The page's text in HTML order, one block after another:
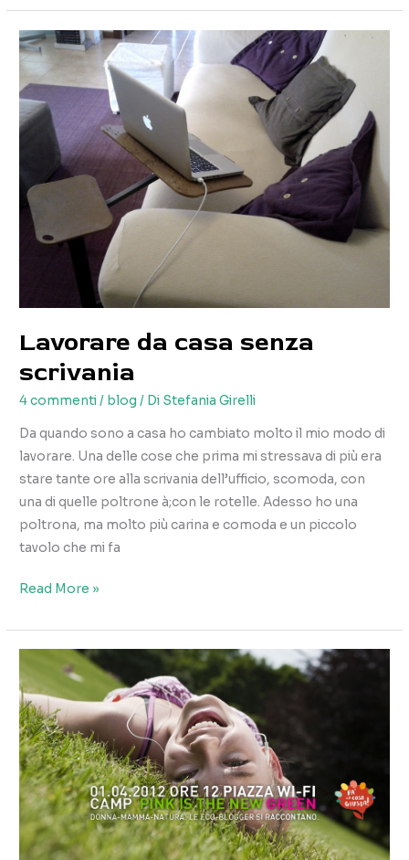
e
lampade
Lavorare da casa senza
scrivania
4 commenti/ blog / Di Stefania Girelli
Da quando sono a casa ho cambiato molto il mio modo di
lavorare. Una delle cose che prima mi stressava di più era
stare tante ore alla scrivania dell’ufficio, scomoda, con
una di quelle poltrone à;con le rotelle. Adesso ho una
poltrona, ma molto più carina e comoda e un piccolo
tavolo che mi fa
Lavorare
casa
scrivania
Read More »